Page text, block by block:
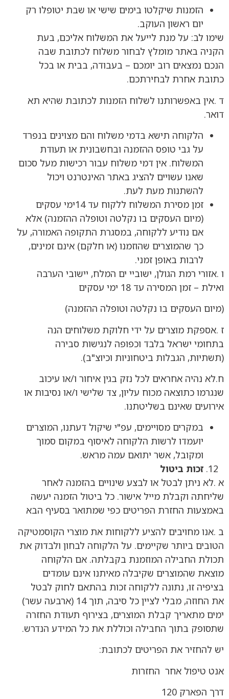
הזמנות שיקלטו בימים שישי או שבת יטופלו רק
יום ראשון העוקב.
שימו לב: על מנת לייעל את המשלוח אליכם, בעת
הקניה באתר מומלץ לבחור משלוח לכתובת שבה
הנכם נמצאים רוב יומכם – בעבודה, בבית או בכל
כתובת אחרת לבחירתכם.
ד .אין באפשרותנו לשלוח הזמנות לכתובת שהיא תא
דואר.
הלקוחה תישא בדמי משלוח והם מצוינים בנפרד
על גבי טופס ההזמנה ובחשבונית או תעודת
המשלוח. אין דמי משלוח עבור רכישות מעל סכום
שאנו עשויים להציג באתר האינטרנט ויכול
להשתנות מעת לעת.
זמן מסירת המשלוח ללקוח עד 14ימי עסקים
(מיום העסקים בו נקלטה וטופלה ההזמנה) אלא
אם נודיע ללקוחה, במסגרת התקופה האמורה, על
כך שהמוצרים שהוזמנו (או חלקם) אינם זמינים,
לרבות באופן זמני.
ו .אזורי רמת הגולן, ישוביי ים המלח, יישובי הערבה
ואילת – זמן המסירה עד 18 ימי עסקים
(מיום העסקים בו נקלטה וטופלה ההזמנה)
ז .אספקת מוצרים על ידי חלוקת משלוחים הנה
בתחומי ישראל בלבד וכפופה לנגישות סבירה
(תשתיות, הגבלות ביטחוניות וכיוצ"ב).
ח.לא נהיה אחראים לכל נזק בגין איחור ו/או עיכוב
שנגרמו כתוצאה מכוח עליון, צד שלישי ו/או נסיבות או
אירועים שאינם בשליטתנו.
במקרים מסויימים, עפ"י שיקול דעתנו, המוצרים
יועמדו לרשות הלקוחה לאיסוף במקום סמוך
ומקובל, אשר יתואם עמה מראש.
זכות ביטול
א .לא ניתן לבטל או לבצע שינויים בהזמנה לאחר
שליחתה וקבלת מייל אישור. כל ביטול הזמנה יעשה
באמצעות החזרת הפריטים כפי שמתואר בסעיף הבא
ב .אנו מחויבים להציע ללקוחות את מוצרי הקוסמטיקה
הטובים ביותר שקיימים. על הלקוחה לבחון ולבדוק את
תכולת החבילה המוזמנת בקבלתה. אם הלקוחה
מוצאת שהמוצרים שקיבלה מאיתנו אינם עומדים
בציפיה זו, נתונה ללקוחה זכות בהתאם לחוק לבטל
את החוזה, מבלי לציין כל סיבה, תוך 14 (ארבעה עשר)
ימים מתאריך קבלת המוצרים, בצירוף תעודת החזרה
שתסופק בתוך החבילה וכוללת את כל המידע הנדרש.
יש להחזיר את הפריטים לכתובת:
אנט טיפול אחר החזרות
דרך הפארק 120